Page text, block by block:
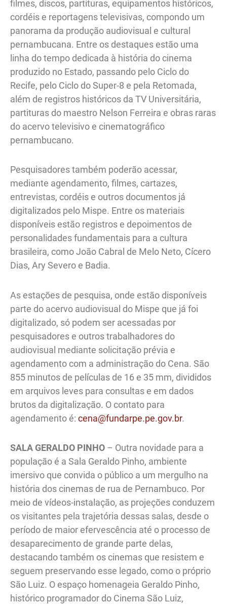
filmes, discos, partituras, equipamentos históricos,
cordéis e reportagens televisivas, compondo um
panorama da produção audiovisual e cultural
pernambucana. Entre os destaques estão uma
linha do tempo dedicada à história do cinema
produzido no Estado, passando pelo Ciclo do
Recife, pelo Ciclo do Super-8 e pela Retomada,
além de registros históricos da TV Universitária,
partituras do maestro Nelson Ferreira e obras raras
do acervo televisivo e cinematográfico
pernambucano.
Pesquisadores também poderão acessar,
mediante agendamento, filmes, cartazes,
entrevistas, cordéis e outros documentos já
digitalizados pelo Mispe. Entre os materiais
disponíveis estão registros e depoimentos de
personalidades fundamentais para a cultura
brasileira, como João Cabral de Melo Neto, Cícero
Dias, Ary Severo e Badia.
As estações de pesquisa, onde estão disponíveis
parte do acervo audiovisual do Mispe que já foi
digitalizado, só podem ser acessadas por
pesquisadores e outros trabalhadores do
audiovisual mediante solicitação prévia e
agendamento com a administração do Cena. São
855 minutos de películas de 16 e 35 mm, divididos
em arquivos leves para consultas e em dados
brutos da digitalização. O contato para
agendamento é: cena@fundarpe.pe.gov.br.
SALA GERALDO PINHO – Outra novidade para a
população é a Sala Geraldo Pinho, ambiente
imersivo que convida o público a um mergulho na
história dos cinemas de rua de Pernambuco. Por
meio de vídeos-instalação, as projeções conduzem
os visitantes pela trajetória dessas salas, desde o
período de maior efervescência até o processo de
desaparecimento de grande parte delas,
destacando também os cinemas que resistem e
seguem preservando esse legado, como o próprio
São Luiz. O espaço homenageia Geraldo Pinho,
histórico programador do Cinema São Luiz,